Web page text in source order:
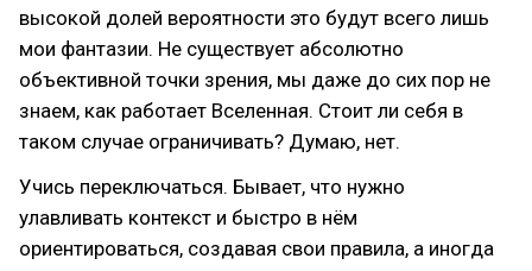
высокой долей вероятности это будут всего лишь
мои фантазии. Не существует абсолютно
объективной точки зрения, мы даже до сих пор не
знаем, как работает Вселенная. Стоит ли себя в
таком случае ограничивать? Думаю, нет.
Учись переключаться. Бывает, что нужно
улавливать контекст и быстро в нём
ориентироваться, создавая свои правила, а иногда